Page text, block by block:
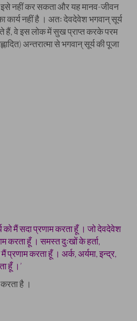
इसे नहीं कर सकता और यह मानव-जीवन
कार्य नहीं है । अतः देवदेवेश भगवान् सूर्य
हैं, वे इस लोक में सुख प्राप्त करके परम
अन्तरात्मा से भगवान् सूर्य की पूजा
को मैं सदा प्रणाम करता हूँ । जो देवदेवेश
करता हूँ । समस्त दुःखों के हर्ता,
प्रणाम करता हूँ । अर्क, अर्यमा, इन्द्र,
हूँ ।’
है ।